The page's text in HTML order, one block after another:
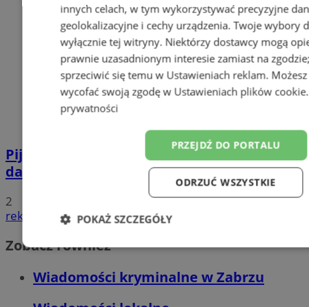
Pijana 32-latka z zakazem prowadzenia
dachowała na DK 88 w Zabrzu
2
reklama
Zobacz również
Wiadomości kryminalne w Zabrzu
innych celach, w tym wykorzystywać precyzyjne
geolokalizacyjne i cechy urządzenia. Twoje wybory
wyłącznie tej witryny. Niektórzy dostawcy mogą
prawnie uzasadnionym interesie zamiast na
sprzeciwić się temu w Ustawieniach reklam.
wycofać swoją zgodę w Ustawieniach plików cookie
prywatności
PRZEJDŹ DO PORTALU
ODRZUĆ WSZYSTKIE
POKAŻ SZCZEGÓŁY
Niezbędne Wydajność Targetowanie